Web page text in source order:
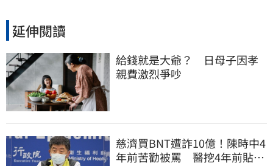
延伸閱讀
給錢就是大爺？　日母子因孝
親費激烈爭吵
慈濟買BNT遭詐10億！陳時中4
年前苦勸被罵 醫挖4年前貼